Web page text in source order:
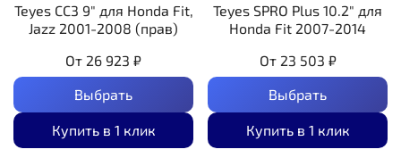
Teyes CC3 9" для Honda Fit,
Jazz 2001-2008 (прав)
От 26 923 ₽
Выбрать
Купить в 1 клик
Teyes SPRO Plus 10.2" для
Honda Fit 2007-2014
От 23 503 ₽
Выбрать
Купить в 1 клик